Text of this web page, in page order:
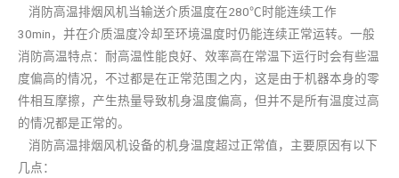
消防高温排烟风机当输送介质温度在280℃时能连续工作
30min，并在介质温度冷却至环境温度时仍能连续正常运转。一般
消防高温特点：耐高温性能良好、效率高在常温下运行时会有些温
度偏高的情况，不过都是在正常范围之内，这是由于机器本身的零
件相互摩擦，产生热量导致机身温度偏高，但并不是所有温度过高
的情况都是正常的。
消防高温排烟风机设备的机身温度超过正常值，主要原因有以下
几点：